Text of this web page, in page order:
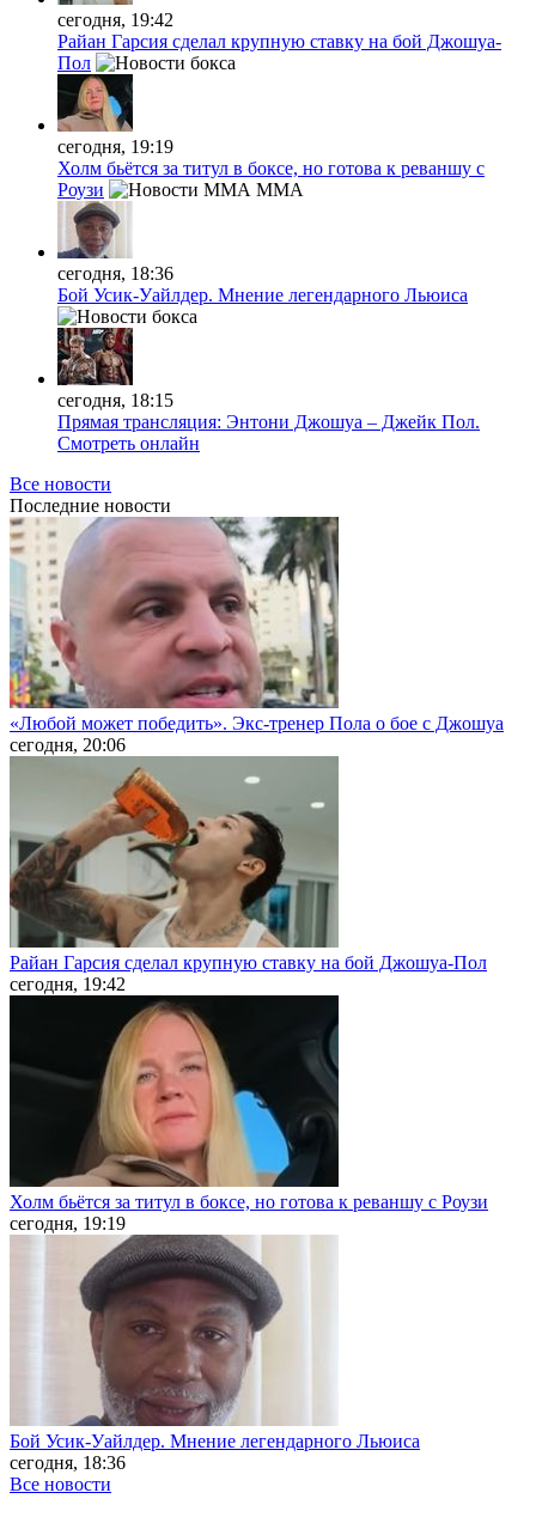
сегодня, 19:42
Райан Гарсия сделал крупную ставку на бой Джошуа-
Пол
сегодня, 19:19
Холм бьётся за титул в боксе, но готова к реваншу с
Роузи
MMA
сегодня, 18:36
Бой Усик-Уайлдер. Мнение легендарного Льюиса
сегодня, 18:15
Прямая трансляция: Энтони Джошуа – Джейк Пол.
Смотреть онлайн
Все новости
Последние новости
«Любой может победить». Экс-тренер Пола о бое с Джошуа
сегодня, 20:06
Райан Гарсия сделал крупную ставку на бой Джошуа-Пол
сегодня, 19:42
Холм бьётся за титул в боксе, но готова к реваншу с Роузи
сегодня, 19:19
Бой Усик-Уайлдер. Мнение легендарного Льюиса
сегодня, 18:36
Все новости